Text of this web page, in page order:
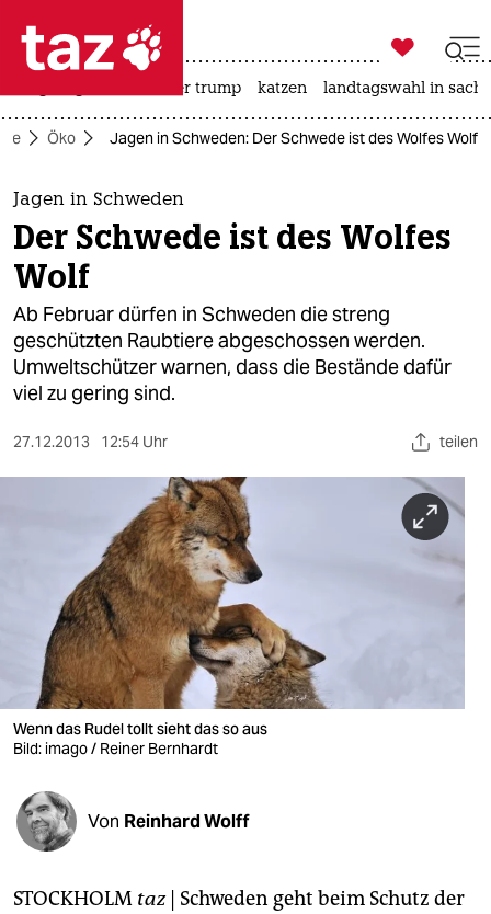
 taz zahl ich
taz zahl ich
themen
politik
öko
gesellschaft
kultur
sport
wahrheit
verlag
verlag
veranstaltungen
fragen & hilfe
unterstützen
abo

taz zahl ich
usa unter trump katzen landtagswahl in
Öko Jagen in Schweden: Der Schwede ist des Wolfes Wolf
Jagen in Schweden
Der Schwede ist des Wolfes
Wolf
Ab Februar dürfen in Schweden die streng
geschützten Raubtiere abgeschossen werden.
Umweltschützer warnen, dass die Bestände dafür
viel zu gering sind.
27.12.2013 12:54 Uhr teilen
Wenn das Rudel tollt sieht das so aus
Bild: imago / Reiner Bernhardt
Von Reinhard Wolff
STOCKHOLM taz| Schweden geht beim Schutz der